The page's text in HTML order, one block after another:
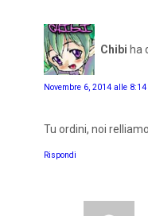
Chibi ha
Novembre 6, 2014 alle 8:14
Tu ordini, noi
Rispondi